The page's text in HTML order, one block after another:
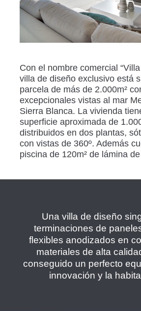
Con el nombre comercial
villa de diseño exclusivo está
parcela de más de 2.000m²
excepcionales vistas al mar
Sierra Blanca. La vivienda
superficie aproximada de
distribuidos en dos plantas,
con vistas de 360º. Además
piscina de 120m² de lámina
Una villa de diseño
terminaciones de
flexibles anodizados en
materiales de alta
conseguido un perfecto
innovación y la